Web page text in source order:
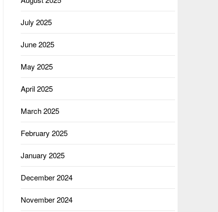
July 2025
June 2025
May 2025
April 2025
March 2025
February 2025
January 2025
December 2024
November 2024